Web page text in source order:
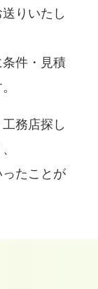
りいたし
件・見積
務店探し
たことが